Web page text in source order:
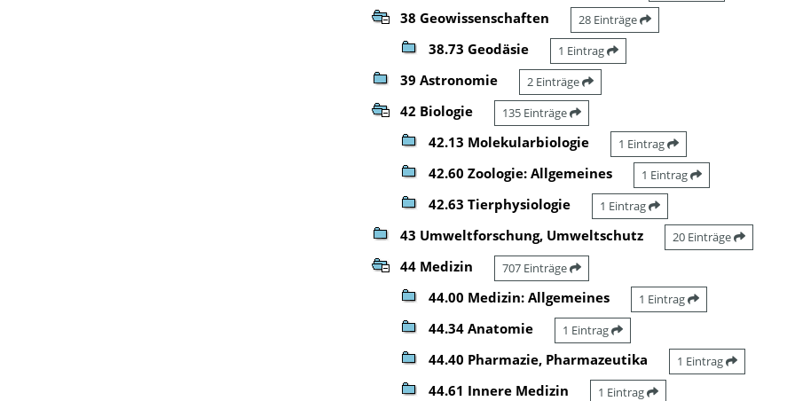
38 Geowissenschaften 28 Einträge
38.73 Geodäsie 1 Eintrag
39 Astronomie 2 Einträge
42 Biologie 135 Einträge
42.13 Molekularbiologie 1 Eintrag
42.60 Zoologie: Allgemeines 1 Eintrag
42.63 Tierphysiologie 1 Eintrag
43 Umweltforschung, Umweltschutz 20 Einträge
44 Medizin 707 Einträge
44.00 Medizin: Allgemeines 1 Eintrag
44.34 Anatomie 1 Eintrag
44.40 Pharmazie, Pharmazeutika 1 Eintrag
44.61 Innere Medizin 1 Eintrag